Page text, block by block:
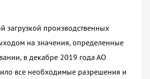
загрузкой производственных
на значения, определенные
в декабре 2019 года АО
все необходимые разрешения и